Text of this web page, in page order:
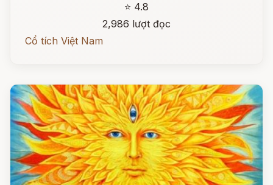
⭐ 4.8
2,986 lượt đọc
Cổ tích Việt Nam